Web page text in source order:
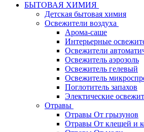
БЫТОВАЯ ХИМИЯ
Детская бытовая химия
Освежители воздуха
Арома-саше
Интерьерные
Освежители
Освежитель аэрозоль
Освежитель гелевый
Освежитель
Поглотитель запахов
Электические
Отравы
Отравы От грызунов
Отравы От клещей и